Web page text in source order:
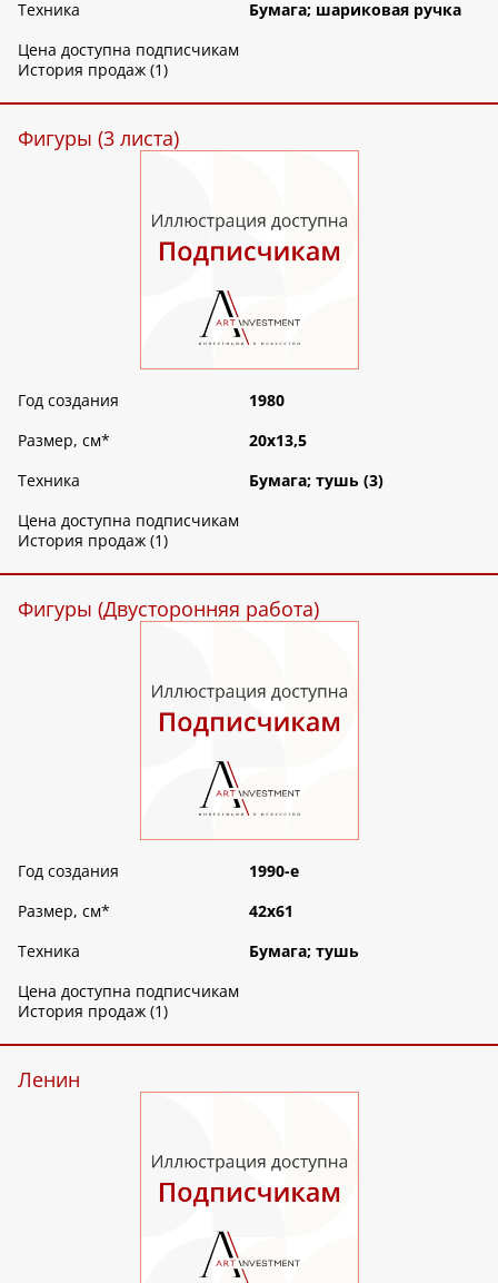
Техника
Бумага; шариковая ручка
Цена доступна подписчикам
История продаж (1)
Фигуры (3 листа)
Год создания
1980
Размер, см*
20х13,5
Техника
Бумага; тушь (3)
Цена доступна подписчикам
История продаж (1)
Фигуры (Двусторонняя работа)
Год создания
1990-е
Размер, см*
42х61
Техника
Бумага; тушь
Цена доступна подписчикам
История продаж (1)
Ленин